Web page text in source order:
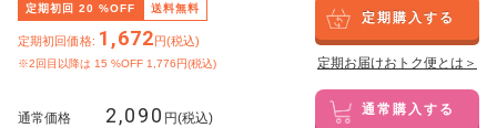
定期初回 20 %OFF 送料無料
定期初回価格: 1,672円(税込)
※2回目以降は 15 %OFF 1,776円(税込)
定期購入する
定期お届けおトク便とは＞
通常価格 2,090 円(税込) 通常購入する